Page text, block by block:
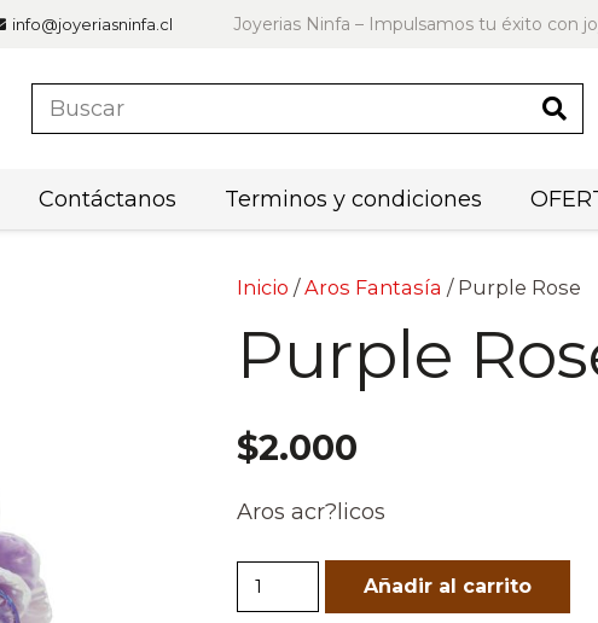
info@joyeriasninfa.cl Joyerias Ninfa – Impulsamos tu éxito con
Contáctanos Terminos y condiciones
Inicio /Aros Fantasía / Purple Rose
Purple
$2.000
Aros acr?licos
Purple
Rose
Añadir al carrito